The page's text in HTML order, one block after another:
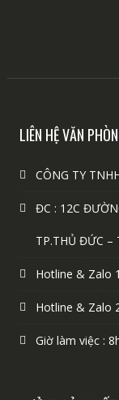
LIÊN HỆ VĂN
CÔNG TY
ĐC : 12C
TP.THỦ ĐỨC –
Hotline & Zalo
Hotline & Zalo
Giờ làm việc :